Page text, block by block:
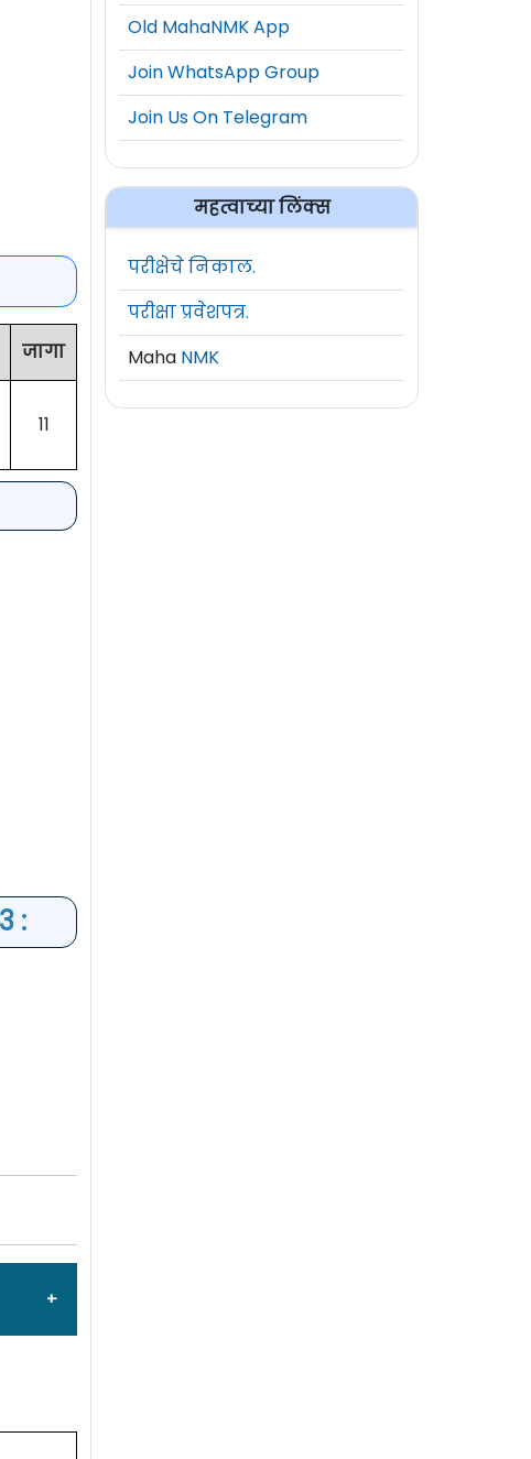
जागा
11
:
Old MahaNMK App
Join WhatsApp Group
Join Us On Telegram
महत्वाच्या लिंक्स
परीक्षेचे निकाल.
परीक्षा प्रवेशपत्र.
Maha NMK